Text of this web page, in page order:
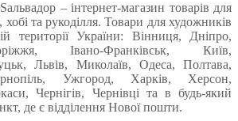
– інтернет-магазин товарів для
та рукоділля. Товари для художників
території України: Вінниця, Дніпро,
Івано-Франківськ, Київ,
Львів, Миколаїв, Одеса, Полтава,
Ужгород, Харків, Херсон,
Чернігів, Чернівці та в будь-який
де є відділення Нової пошти.